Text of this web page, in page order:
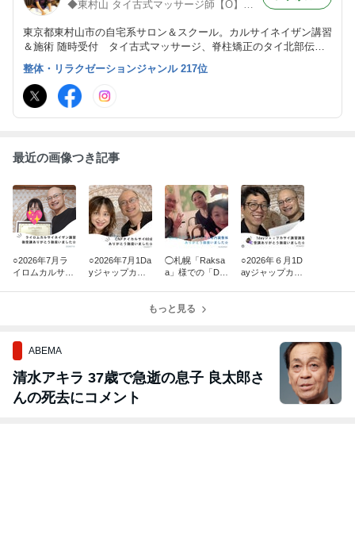
東京都東村山市の自宅系サロン＆スクール。カルサイネイザン講習
＆施術 随時受付 タイ古式マッサージ、脊柱矯正のタイ北部伝統
療法トークセンジャットクラドゥーク、ジャップカサイ施術可能
タイ古式サロンの中でも特に妊活、逆子、ファステイング、美容整
体に特化！
整体・リラクゼーションジャンル 217位
最近の画像つき記事
○2026年7月ラ
イロムカルサイ
○2026年7月1Da
yジャップカサ
◯札幌「Raksa
a」様での「De
術のご報告
○2026年６月1D
ayジャップカサ
もっと見る
ABEMA
清水アキラ 37歳で急逝の息子 良太郎さ
んの死去にコメント